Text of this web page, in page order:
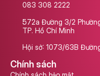
083 308 2222
572a Đường 3/2
TP. Hồ Chí Minh
Hội sở: 1073/63B
Chính sách